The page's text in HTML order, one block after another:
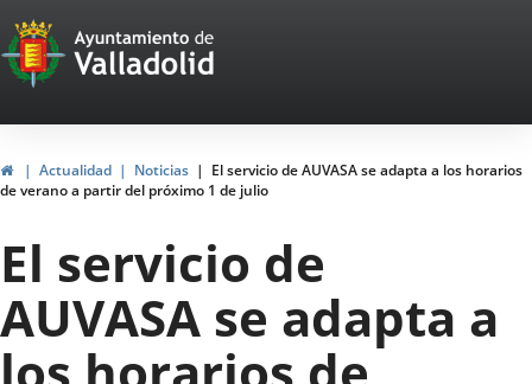
Portal
Web
del
Ayuntamiento
de
Valladolid
InicioActualidad Noticias
El servicio de AUVASA se adapta a los horarios
de verano a partir del próximo 1 de julio
El servicio de
AUVASA se adapta a